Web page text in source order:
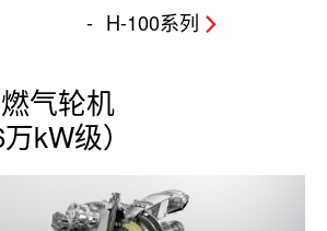
H-100系列
气轮机
kW级）